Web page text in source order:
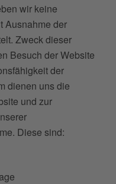
wir keine
Ausnahme der
Zweck dieser
Besuch der Website
der
dienen uns die
und zur
Diese sind: